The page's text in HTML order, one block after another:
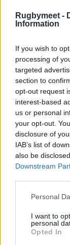
Rugbymeet -
Information
If you wish to
processing of
targeted
section to
opt-out request
interest-based
us or personal
your opt-out.
disclosure of
IAB’s list of
also be
Downstream
Personal
I want to
personal
Opted In
4 ROMANO
6
7 FREE TIME
8 AMATORI
9 US ROMA
10 WILD
11 RUGBIO
12 SEPRIO 2
13 FENNEC
Com'è
abbiamo
divertiti. Mi